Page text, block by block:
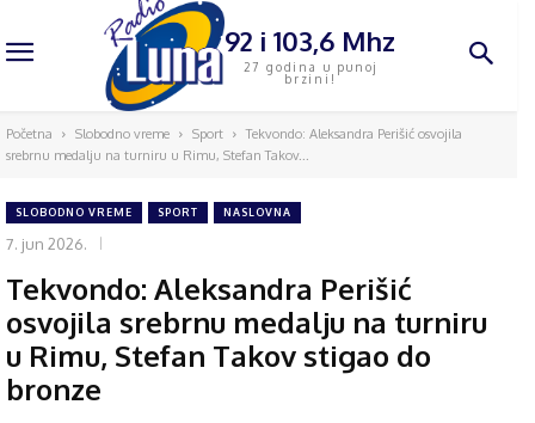
92 i 103,6 Mhz
27 godina u punoj
brzini!
Početna Slobodno vreme Sport
Tekvondo: Aleksandra Perišić osvojila
srebrnu medalju na turniru u Rimu, Stefan Takov...
SLOBODNO VREME SPORT NASLOVNA
7. jun 2026.
Tekvondo: Aleksandra Perišić
osvojila srebrnu medalju na turniru
u Rimu, Stefan Takov stigao do
bronze